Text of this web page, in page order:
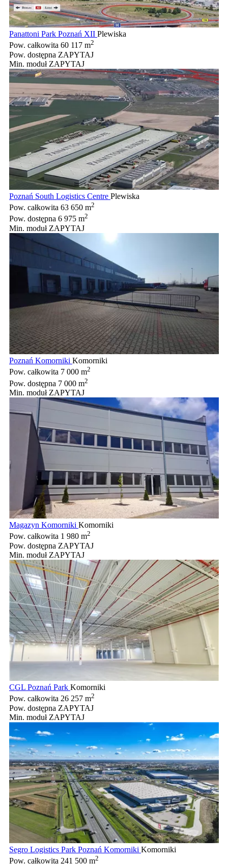
Panattoni Park Poznań XII Plewiska
Pow. całkowita 60 117 m2
Pow. dostępna ZAPYTAJ
Min. moduł ZAPYTAJ
Poznań South Logistics Centre Plewiska
Pow. całkowita 63 650 m2
Pow. dostępna 6 975 m2
Min. moduł ZAPYTAJ
Poznań Komorniki Komorniki
Pow. całkowita 7 000 m2
Pow. dostępna 7 000 m2
Min. moduł ZAPYTAJ
Magazyn Komorniki Komorniki
Pow. całkowita 1 980 m2
Pow. dostępna ZAPYTAJ
Min. moduł ZAPYTAJ
CGL Poznań Park Komorniki
Pow. całkowita 26 257 m2
Pow. dostępna ZAPYTAJ
Min. moduł ZAPYTAJ
Segro Logistics Park Poznań Komorniki Komorniki
Pow. całkowita 241 500 m2